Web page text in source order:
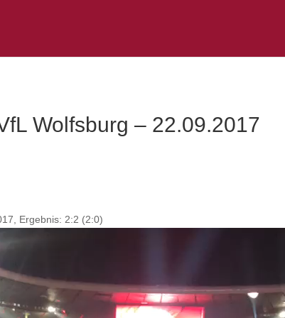
Wolfsburg – 22.09.2017
Ergebnis: 2:2 (2:0)